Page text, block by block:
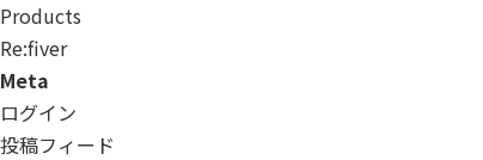
Products
Re:ﬁver
Meta
ログイン
投稿フィード